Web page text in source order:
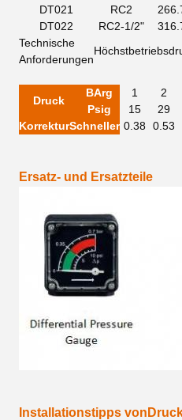
DT021
RC2
DT022
RC2-1/2"
Technische
Anforderungen
Druck
BArg 1 2
Psig
15 29
KorrekturSchneller 0.38 0.53
Ersatz- und Ersatzteile
Installationstipps von